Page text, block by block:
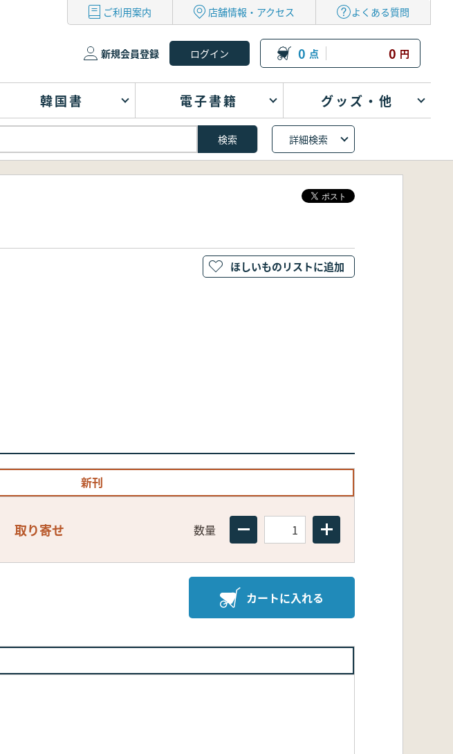
ご利用案内 店舗情報・アクセス よくある質問
新規会員登録 0 点 0 円
韓国書 電子書籍 グッズ・他
詳細検索
新刊
取り寄せ 数量
カートに入れる
ほしいものリストに追加